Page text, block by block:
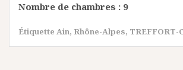
Nombre de chambres : 9
Étiquette Ain, Rhône-Alpes, TREFFORT-